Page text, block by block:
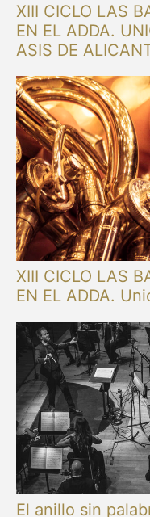
XIII CICLO LAS
EN EL ADDA.
ASIS DE
XIII CICLO LAS
EN EL ADDA.
El anillo sin